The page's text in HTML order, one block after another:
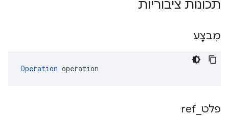
תכונות ציבוריות
מִבצָע
Operation operation
פלט ref